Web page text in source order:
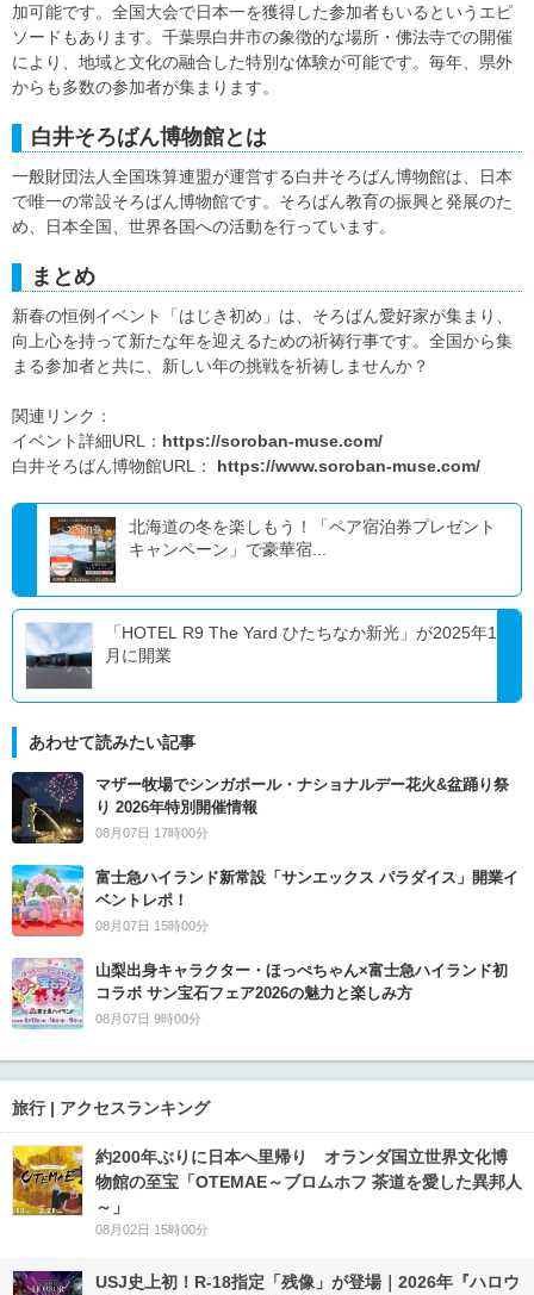
加可能です。全国大会で日本一を獲得した参加者もいるというエピ
ソードもあります。千葉県白井市の象徴的な場所・佛法寺での開催
により、地域と文化の融合した特別な体験が可能です。毎年、県外
からも多数の参加者が集まります。
白井そろばん博物館とは
一般財団法人全国珠算連盟が運営する白井そろばん博物館は、日本
で唯一の常設そろばん博物館です。そろばん教育の振興と発展のた
め、日本全国、世界各国への活動を行っています。
まとめ
新春の恒例イベント「はじき初め」は、そろばん愛好家が集まり、
向上心を持って新たな年を迎えるための祈祷行事です。全国から集
まる参加者と共に、新しい年の挑戦を祈祷しませんか？
関連リンク：
イベント詳細URL： https://soroban-muse.com/
白井そろばん博物館URL： https://www.soroban-muse.com/
北海道の冬を楽しもう！「ペア宿泊券プレゼント
キャンペーン」で豪華宿...
「HOTEL R9 The Yard ひたちなか新光」が2025年1
月に開業
あわせて読みたい記事
マザー牧場でシンガポール・ナショナルデー花火&盆踊り祭
り 2026年特別開催情報
08月07日 17時00分
富士急ハイランド新常設「サンエックス パラダイス」開業イ
ベントレポ！
08月07日 15時00分
山梨出身キャラクター・ほっぺちゃん×富士急ハイランド初
コラボ サン宝石フェア2026の魅力と楽しみ方
08月07日 9時00分
旅行 | アクセスランキング
約200年ぶりに日本へ里帰り オランダ国立世界文化博
物館の至宝「OTEMAE～ブロムホフ 茶道を愛した異邦人
～」
08月02日 15時00分
USJ史上初！R-18指定「残像」が登場｜2026年『ハロウ